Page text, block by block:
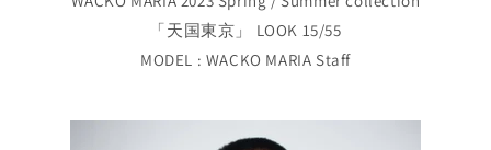
「天国東京」 LOOK 15/55
MODEL : WACKO MARIA Staff